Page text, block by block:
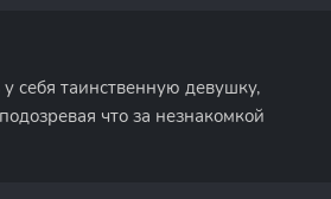
себя таинственную девушку,
что за незнакомкой